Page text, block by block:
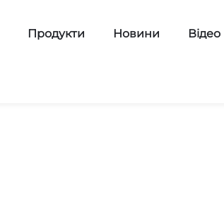
Продукти Новини Відео